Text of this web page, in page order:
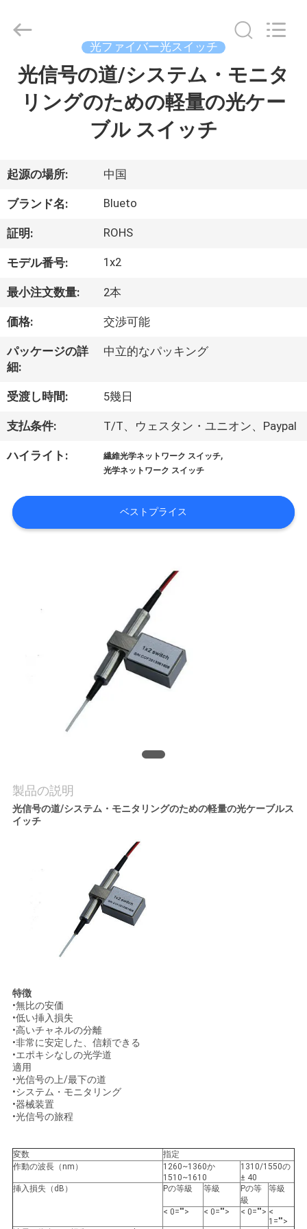
家
ダ
ク
ト
私
に
つ
い
て
工
場
旅
に
連
ニ
ュ
ー
ス
引
用
を
2019
Blueto
Electronics&Communication
光ファイバー光スイッチ
光信号の道/システム・モニタ
リングのための軽量の光ケー
ブル スイッチ
起源の場所: 中国
ブランド名: Blueto
証明: ROHS
モデル番号: 1x2
最小注文数量: 2本
価格: 交渉可能
パッケージの詳
細:
中立的なパッキング
受渡し時間: 5幾日
支払条件: T/T、ウェスタン・ユニオン、Paypal
ハイライト: 繊維光学ネットワーク スイッチ,
光学ネットワーク スイッチ
ベストプライス
製品の説明
光信号の道/システム・モニタリングのための軽量の光ケーブルス
イッチ
特徴
•無比の安価
•低い挿入損失
•高いチャネルの分離
•非常に安定した、信頼できる
•エポキシなしの光学道
適用
•光信号の上/最下の道
•システム・モニタリング
•器械装置
•光信号の旅程
変数
指定
作動の波長（nm）
1260~1360か
1510~1610
1310/1550の
± 40
挿入損失（dB）
Pの等級 等級
Pの等
級
等級
< 0=""> < 0=""> < 0=""> <
1="">